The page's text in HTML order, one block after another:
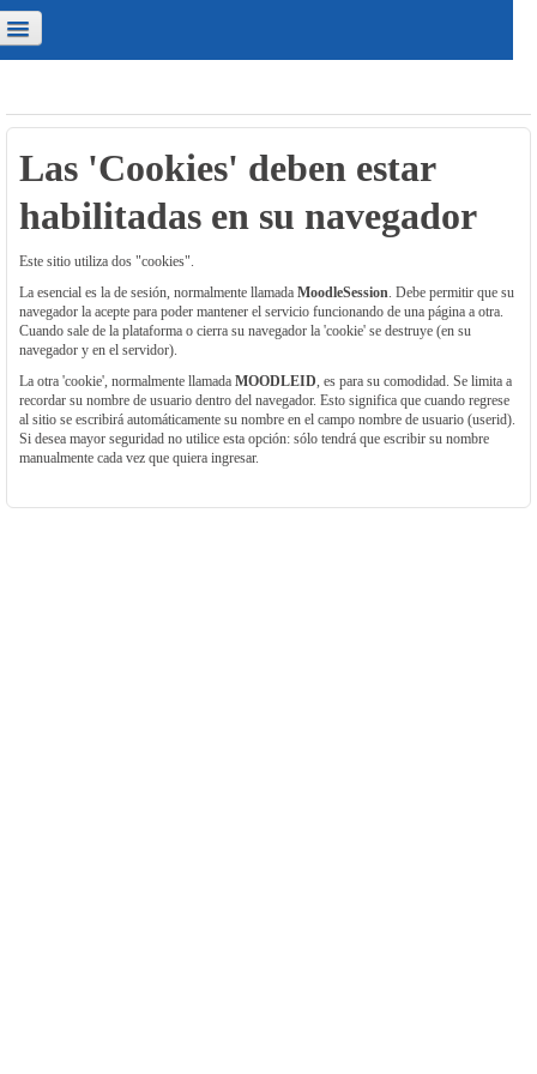
no se ha identificado. (Acceder)
Las 'Cookies' deben estar
habilitadas en su navegador
Este sitio utiliza dos "cookies".
La esencial es la de sesión, normalmente llamada MoodleSession. Debe permitir que su
navegador la acepte para poder mantener el servicio funcionando de una página a otra.
Cuando sale de la plataforma o cierra su navegador la 'cookie' se destruye (en su
navegador y en el servidor).
La otra 'cookie', normalmente llamada MOODLEID, es para su comodidad. Se limita a
recordar su nombre de usuario dentro del navegador. Esto significa que cuando regrese
al sitio se escribirá automáticamente su nombre en el campo nombre de usuario (userid).
Si desea mayor seguridad no utilice esta opción: sólo tendrá que escribir su nombre
manualmente cada vez que quiera ingresar.